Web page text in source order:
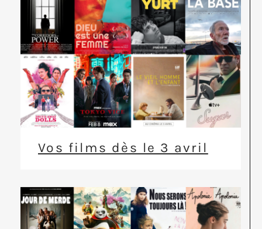
Vos films dès le 3 avril